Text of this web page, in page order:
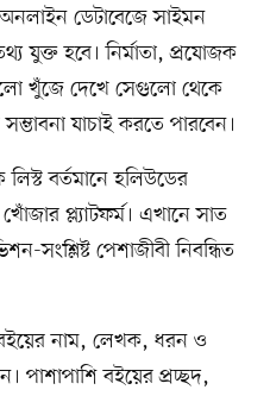
ডেটাবেজে সাইমন
যুক্ত হবে। নির্মাতা, প্রযোজক
খুঁজে দেখে সেগুলো থেকে
সম্ভাবনা যাচাই করতে পারবেন।
বর্তমানে হলিউডের
প্ল্যাটফর্ম। এখানে সাত
সংশ্লিষ্ট পেশাজীবী নিবন্ধিত
বইয়ের নাম, লেখক, ধরন ও
পাশাপাশি বইয়ের প্রচ্ছদ,